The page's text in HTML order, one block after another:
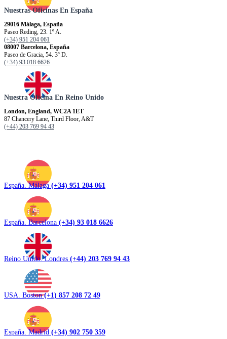
Nuestras Oficinas En España
29016 Málaga, España
Paseo Reding, 23. 1º A.
(+34) 951 204 061
08007 Barcelona, España
Paseo de Gracia, 54. 3º D.
(+34) 93 018 6626
Nuestra Oficina En Reino Unido
London, England, WC2A 1ET
87 Chancery Lane, Third Floor, A&T
(+44) 203 769 94 43
España. Málaga (+34) 951 204 061
España. Barcelona (+34) 93 018 6626
Reino Unido. Londres (+44) 203 769 94 43
USA. Boston(+1) 857 208 72 49
España. Madrid (+34) 902 750 359